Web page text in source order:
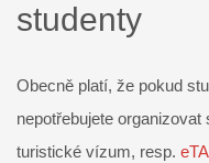
studenty
Obecně platí, že pokud
nepotřebujete
turistické vízum, resp.